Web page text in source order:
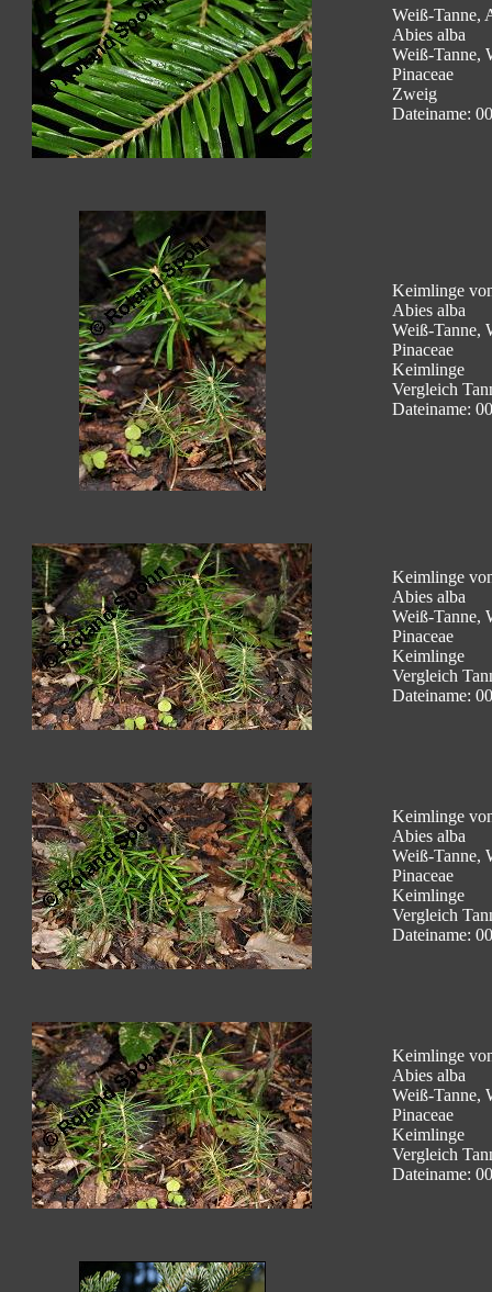
Weiß-Tanne,
Abies alba
Weiß-Tanne,
Pinaceae
Zweig
Dateiname:
Keimlinge
Abies alba
Weiß-Tanne,
Pinaceae
Keimlinge
Vergleich
Dateiname:
Keimlinge
Abies alba
Weiß-Tanne,
Pinaceae
Keimlinge
Vergleich
Dateiname:
Keimlinge
Abies alba
Weiß-Tanne,
Pinaceae
Keimlinge
Vergleich
Dateiname:
Keimlinge
Abies alba
Weiß-Tanne,
Pinaceae
Keimlinge
Vergleich
Dateiname: